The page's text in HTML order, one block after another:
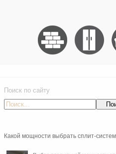
по сайту
Какой мощности выбрать сплит-